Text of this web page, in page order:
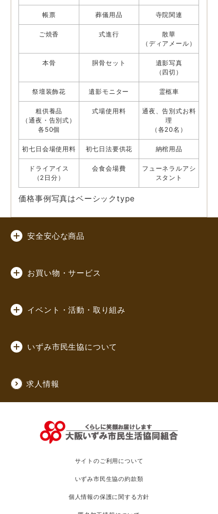
帳票 葬儀用品 寺院関連
ご焼香 式進行
散華
（ディアメール）
本骨 胴骨セット
遺影写真
（四切）
祭壇装飾花 遺影モニター 霊柩車
粗供養品
（通夜・告別式）
各50個
式場使用料
通夜、告別式お料
理
（各20名）
初七日会場使用料 初七日法要供花 納棺用品
ドライアイス
（2日分）
会食会場費
フューネラルアシ
スタント
価格事例写真はベーシックtype
安全安心な商品
お買い物・サービス
イベント・活動・取り組み
いずみ市民生協について
求人情報
サイトのご利用について
いずみ市民生協の約款類
個人情報の保護に関する方針